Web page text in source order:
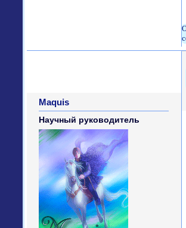
Maquis
Научный руководитель